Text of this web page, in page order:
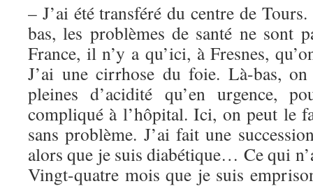
– J’ai été transféré du centre de
bas, les problèmes de santé ne sont
France, il n’y a qu’ici, à Fresnes,
J’ai une cirrhose du foie. Là-bas,
pleines d’acidité qu’en urgence,
compliqué à l’hôpital. Ici, on peut le
sans problème. J’ai fait une
alors que je suis diabétique… Ce qui
Vingt-quatre mois que je suis